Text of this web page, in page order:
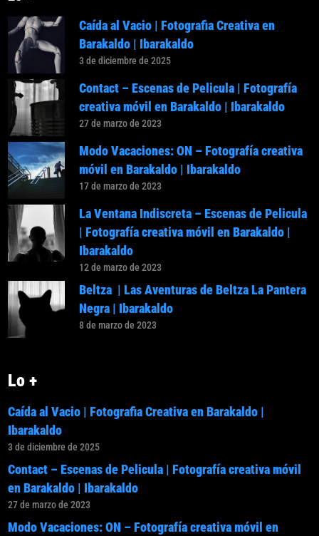
Caída al Vacio | Fotografia Creativa en
Barakaldo | Ibarakaldo
3 de diciembre de 2025
Contact – Escenas de Pelicula | Fotografía
creativa móvil en Barakaldo | Ibarakaldo
27 de marzo de 2023
Modo Vacaciones: ON – Fotografía creativa
móvil en Barakaldo | Ibarakaldo
17 de marzo de 2023
La Ventana Indiscreta – Escenas de Pelicula
| Fotografía creativa móvil en Barakaldo |
Ibarakaldo
12 de marzo de 2023
Beltza | Las Aventuras de Beltza La Pantera
Negra | Ibarakaldo
8 de marzo de 2023
Lo +
Caída al Vacio | Fotografia Creativa en Barakaldo |
Ibarakaldo
3 de diciembre de 2025
Contact – Escenas de Pelicula | Fotografía creativa móvil
en Barakaldo | Ibarakaldo
27 de marzo de 2023
Modo Vacaciones: ON – Fotografía creativa móvil en